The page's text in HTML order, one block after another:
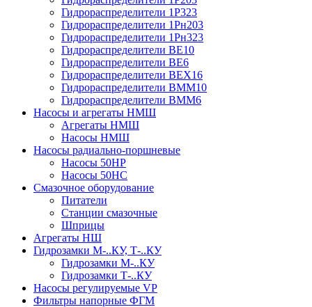
Гидрораспределители 1Р323
Гидрораспределители 1Рн203
Гидрораспределители 1Рн323
Гидрораспределители ВЕ10
Гидрораспределители ВЕ6
Гидрораспределители ВЕХ16
Гидрораспределители ВММ10
Гидрораспределители ВММ6
Насосы и агрегаты НМШ
Агрегаты НМШ
Насосы НМШ
Насосы радиально-поршневые
Насосы 50НР
Насосы 50НС
Смазочное оборудование
Питатели
Станции смазочные
Шприцы
Агрегаты НШ
Гидрозамки М-..КУ, Т-..КУ
Гидрозамки М-..КУ
Гидрозамки Т-..КУ
Насосы регулируемые VP
Фильтры напорные ФГМ